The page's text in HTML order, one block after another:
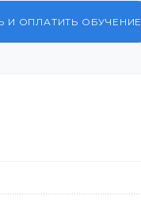
И ОПЛАТИТЬ ОБУЧЕНИЕ